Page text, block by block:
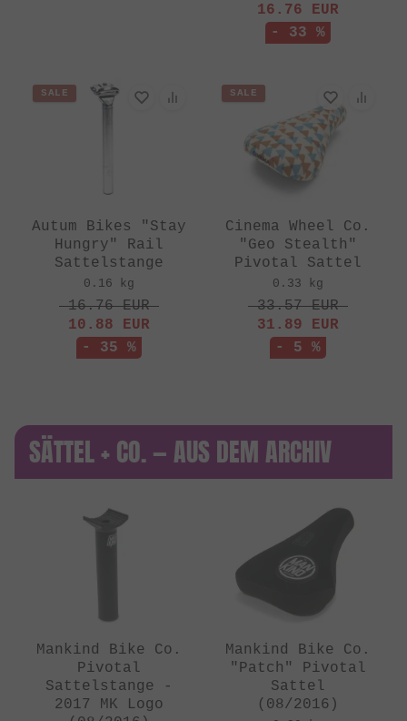
16.76 EUR
- 33 %
SALE
Autum Bikes "Stay
Hungry" Rail
Sattelstange
0.16 kg
16.76EUR
10.88 EUR
- 35 %
SALE
Cinema Wheel Co.
"Geo Stealth"
Pivotal Sattel
0.33 kg
33.57EUR
31.89 EUR
- 5 %
SÄTTEL + CO. — AUS DEM ARCHIV
Mankind Bike Co.
Pivotal
Sattelstange -
2017 MK Logo
Mankind Bike Co.
"Patch" Pivotal
Sattel
(08/2016)